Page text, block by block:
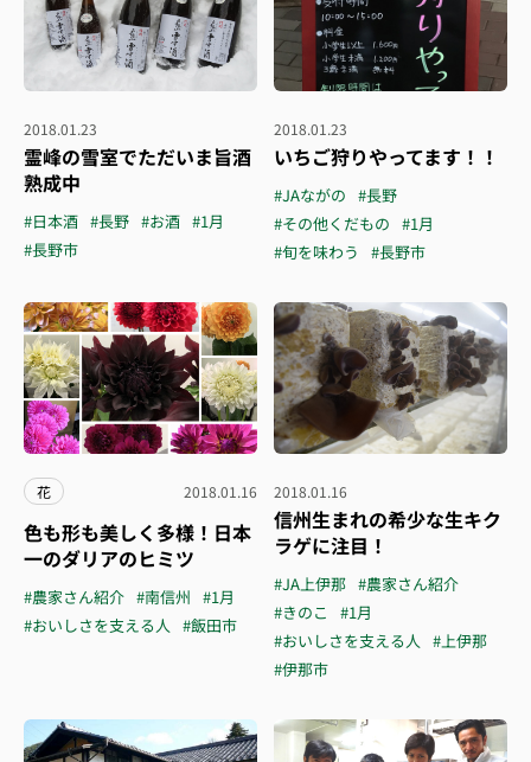
2018.01.23
霊峰の雪室でただいま旨酒
熟成中
#日本酒 #長野 #お酒 #1月
#長野市
2018.01.23
いちご狩りやってます！！
#JAながの #長野
#その他くだもの #1月
#旬を味わう
#長野市
花 2018.01.16
色も形も美しく多様！日本
一のダリアのヒミツ
#農家さん紹介 #南信州 #1月
#おいしさを支える人 #飯田市
2018.01.16
信州生まれの希少な生キク
ラゲに注目！
#JA上伊那 #農家さん紹介
#きのこ
#1月
#おいしさを支える人 #上伊那
#伊那市